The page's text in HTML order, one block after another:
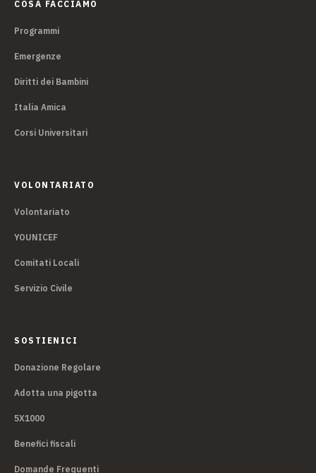
COSA FACCIAMO
Programmi
Emergenze
Diritti dei Bambini
Italia Amica
Corsi Universitari
VOLONTARIATO
Volontariato
YOUNICEF
Comitati Locali
Servizio Civile
SOSTIENICI
Donazione Regolare
Adotta una pigotta
5X1000
Benefici fiscali
Domande Frequenti